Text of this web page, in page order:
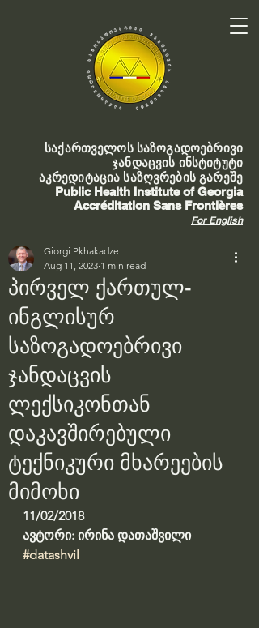
საქართველოს საზოგადოებრივი
ჯანდაცვის ინსტიტუტი
აკრედიტაცია საზღვრების გარეშე
Public Health Institute of Georgia
Accréditation Sans Frontières
For English
პირველ ქართულ-
ინგლისურ
საზოგადოებრივი
ჯანდაცვის
ლექსიკონთან
დაკავშირებული
ტექნიკური მხარეების
მიმოხი
Giorgi Pkhakadze
Aug 11, 2023 1 min read
11/02/2018
ავტორი: ირინა დათაშვილი
#datashvil